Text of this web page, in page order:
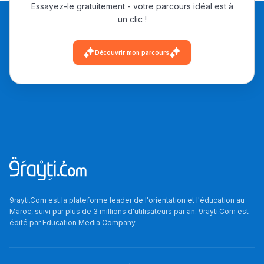
Essayez-le gratuitement - votre parcours idéal est à
un clic !
Découvrir mon parcours
9rayti.Com est la plateforme leader de l'orientation et l'éducation au
Maroc, suivi par plus de 3 millions d'utilisateurs par an. 9rayti.Com est
édité parEducation Media Company.